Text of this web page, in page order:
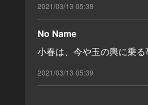
2021/03/13 05:38
No Name
小春は、今や玉の輿に乗
2021/03/13 05:39